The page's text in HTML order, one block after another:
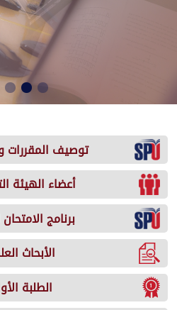
توصيف المقررات
أعضاء الهيئة
برنامج
الأبحاث
الطلبة